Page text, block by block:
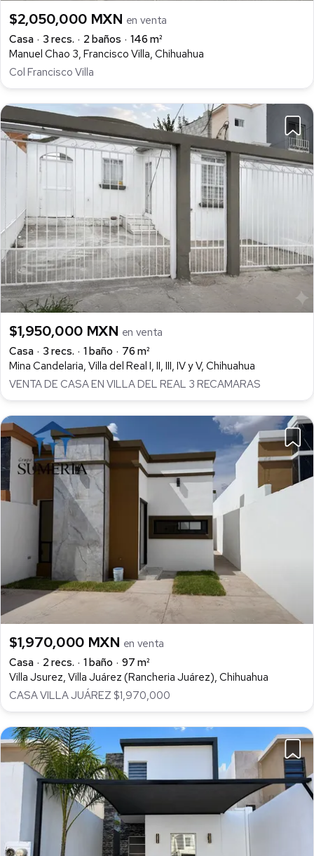
$2,050,000 MXN en venta
Casa
3 recs. 2 baños
146 m²
Manuel Chao 3, Francisco Villa, Chihuahua
Col Francisco Villa
$1,950,000 MXN en venta
Casa
3 recs. 1 baño
76 m²
Mina Candelaria, Villa del Real I, II, III, IV y V, Chihuahua
VENTA DE CASA EN VILLA DEL REAL 3 RECAMARAS
$1,970,000 MXN en venta
Casa
2 recs. 1 baño
97 m²
Villa Jsurez, Villa Juárez (Rancheria Juárez), Chihuahua
CASA VILLA JUÁREZ $1,970,000